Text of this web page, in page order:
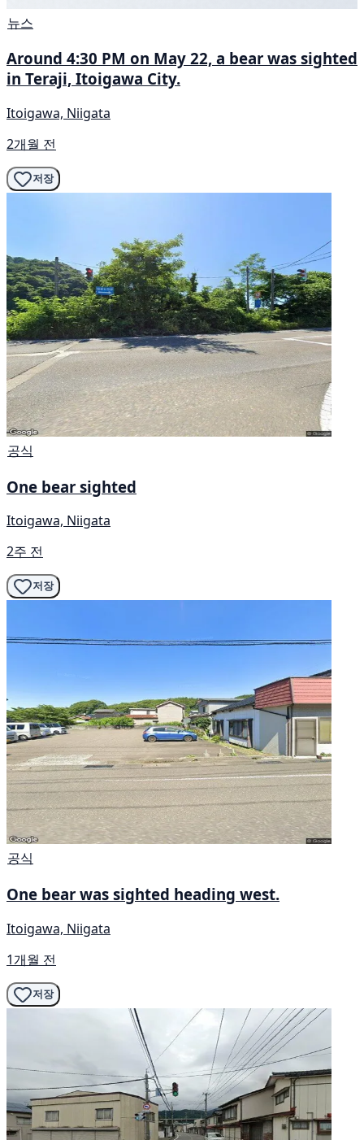
뉴스
Around 4:30 PM on May 22, a bear was sighted
in Teraji, Itoigawa City.
Itoigawa, Niigata
2개월 전
저장
공식
One bear sighted
Itoigawa, Niigata
2주 전
저장
공식
One bear was sighted heading west.
Itoigawa, Niigata
1개월 전
저장